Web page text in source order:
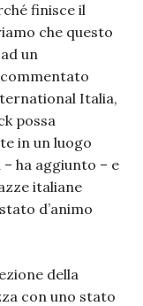
finisce il
che questo
un
Italia,
possa
in un luogo
ha aggiunto – e
italiane
d’animo
della
con uno stato